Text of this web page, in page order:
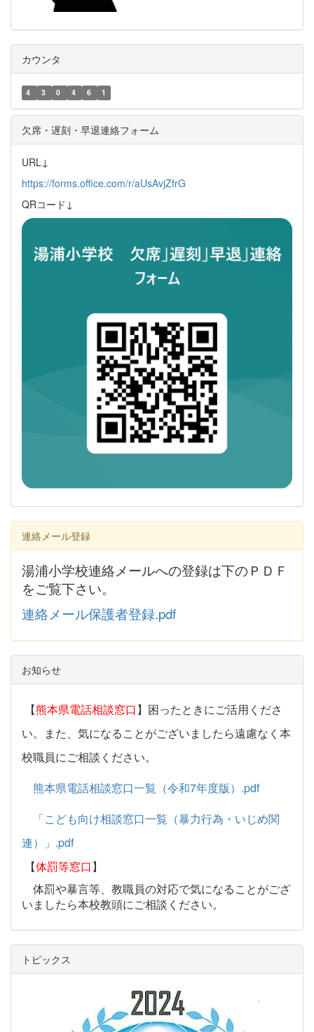
カウンタ
4 3 0 4 6 1
欠席・遅刻・早退連絡フォーム
URL↓
https://forms.office.com/r/aUsAvjZfrG
QRコード↓
連絡メール登録
湯浦小学校連絡メールへの登録は下のＰＤＦ
をご覧下さい。
連絡メール保護者登録.pdf
お知らせ
【熊本県電話相談窓口】困ったときにご活用くださ
い。また、気になることがございましたら遠慮なく本
校職員にご相談ください。
熊本県電話相談窓口一覧（令和7年度版）.pdf
「こども向け相談窓口一覧（暴力行為・いじめ関
連）」.pdf
【体罰等窓口】
体罰や暴言等、教職員の対応で気になることがござ
いましたら本校教頭にご相談ください。
トピックス